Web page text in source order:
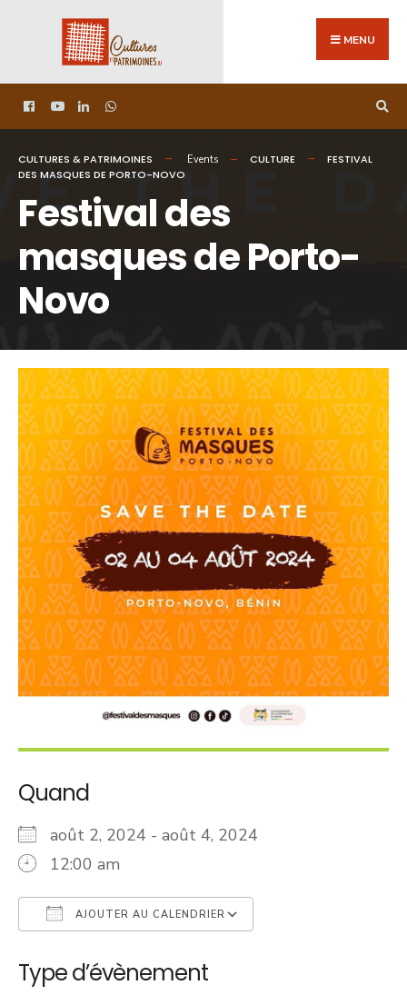
MENU
CULTURES & PATRIMOINES Events CULTURE
FESTIVAL
DES MASQUES DE PORTO-NOVO
Festival des
masques de Porto-
Novo
Quand
août 2, 2024 - août 4, 2024
12:00 am
AJOUTER AU CALENDRIER
Type d’évènement